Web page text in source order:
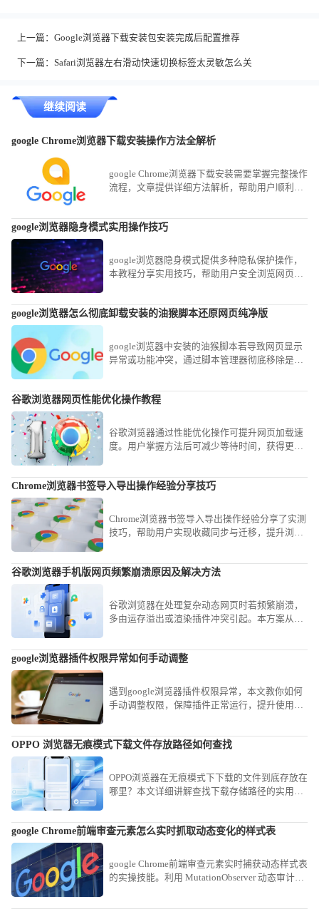
上一篇： Google浏览器下载安装包安装完成后配置推荐
下一篇： Safari浏览器左右滑动快速切换标签太灵敏怎么关
继续阅读
google Chrome浏览器下载安装操作方法全解析
google Chrome浏览器下载安装需要掌握完整操作
流程，文章提供详细方法解析，帮助用户顺利完
google浏览器隐身模式实用操作技巧
google浏览器隐身模式提供多种隐私保护操作，
本教程分享实用技巧，帮助用户安全浏览网页并
google浏览器怎么彻底卸载安装的油猴脚本还原网页纯净版
google浏览器中安装的油猴脚本若导致网页显示
异常或功能冲突，通过脚本管理器彻底移除是最
态。
谷歌浏览器网页性能优化操作教程
谷歌浏览器通过性能优化操作可提升网页加载速
度。用户掌握方法后可减少等待时间，获得更流
Chrome浏览器书签导入导出操作经验分享技巧
Chrome浏览器书签导入导出操作经验分享了实测
技巧，帮助用户实现收藏同步与迁移，提升浏览
谷歌浏览器手机版网页频繁崩溃原因及解决方法
谷歌浏览器在处理复杂动态网页时若频繁崩溃，
多由运存溢出或渲染插件冲突引起。本方案从清
google浏览器插件权限异常如何手动调整
遇到google浏览器插件权限异常，本文教你如何
手动调整权限，保障插件正常运行，提升使用安
OPPO 浏览器无痕模式下载文件存放路径如何查找
OPPO浏览器在无痕模式下下载的文件到底存放在
哪里？本文详细讲解查找下载存储路径的实用方
google Chrome前端审查元素怎么实时抓取动态变化的样式表
google Chrome前端审查元素实时捕获动态样式表
的实操技能。利用 MutationObserver 动态审计视